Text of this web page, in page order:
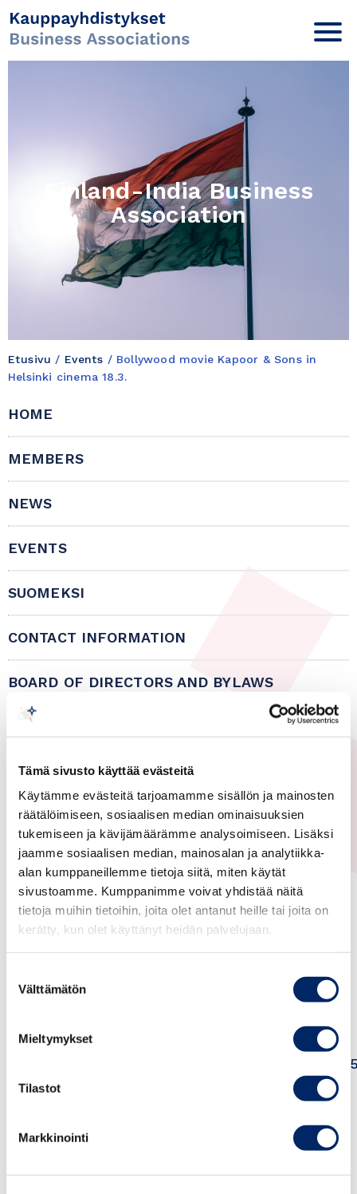
Tämä sivusto käyttää evästeitä
Käytämme evästeitä tarjoamamme sisällön ja mainosten
räätälöimiseen, sosiaalisen median ominaisuuksien
tukemiseen ja kävijämäärämme analysoimiseen. Lisäksi
jaamme sosiaalisen median, mainosalan ja analytiikka-
alan kumppaneillemme tietoja siitä, miten käytät
sivustoamme. Kumppanimme voivat yhdistää näitä
tietoja muihin tietoihin, joita olet antanut heille tai joita on
kerätty, kun olet käyttänyt heidän palvelujaan.
valinta
Välttämätön
Mieltymykset
Tilastot
Markkinointi
Finland-India Business
Association
Etusivu / Events / Bollywood movie Kapoor & Sons in
Helsinki cinema 18.3.
HOME
MEMBERS
NEWS
EVENTS
SUOMEKSI
CONTACT INFORMATION
BOARD OF DIRECTORS AND BYLAWS
Intia
Bollywood movie Kapoor &
Sons in Helsinki cinema 18.3.
Colourful romantic bollywood movie Kapoor &
Sons will be screened on Friday 18.03 at 19.30.
Movie is made by famous producer Karan Johar.
Kino K 13, Kanavakatu 12, 00160 Helsinki
Facebook event
https://www.facebook.com/events/
children under 10 years 13,-
English subtitles.